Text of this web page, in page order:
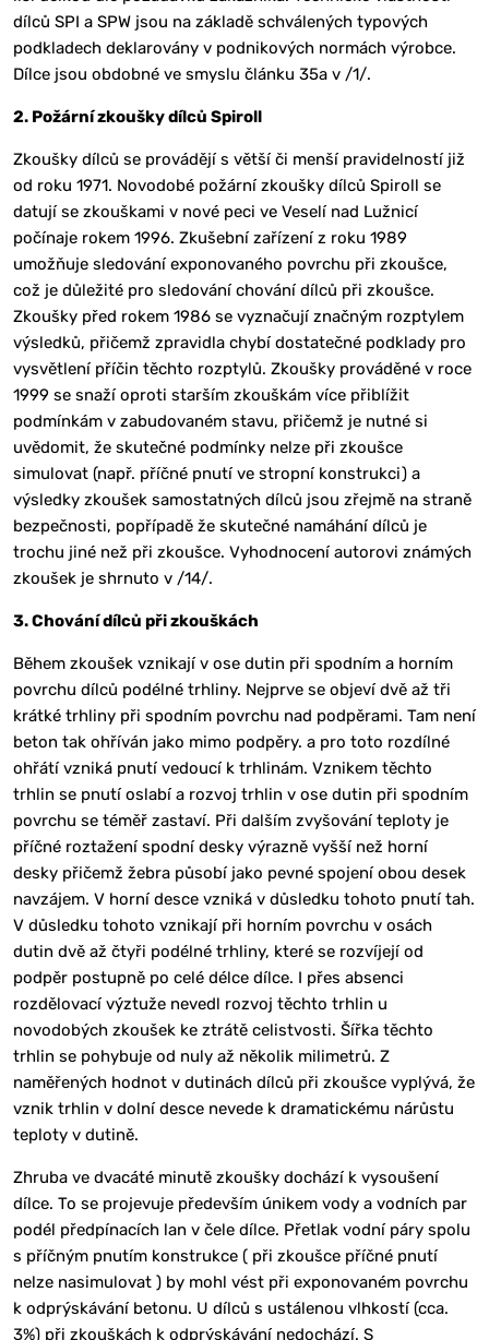
dílců SPI a SPW jsou na základě schválených typových
podkladech deklarovány v podnikových normách výrobce.
Dílce jsou obdobné ve smyslu článku 35a v /1/.
2. Požární zkoušky dílců Spiroll
Zkoušky dílců se provádějí s větší či menší pravidelností již
od roku 1971. Novodobé požární zkoušky dílců Spiroll se
datují se zkouškami v nové peci ve Veselí nad Lužnicí
počínaje rokem 1996. Zkušební zařízení z roku 1989
umožňuje sledování exponovaného povrchu při zkoušce,
což je důležité pro sledování chování dílců při zkoušce.
Zkoušky před rokem 1986 se vyznačují značným rozptylem
výsledků, přičemž zpravidla chybí dostatečné podklady pro
vysvětlení příčin těchto rozptylů. Zkoušky prováděné v roce
1999 se snaží oproti starším zkouškám více přiblížit
podmínkám v zabudovaném stavu, přičemž je nutné si
uvědomit, že skutečné podmínky nelze při zkoušce
simulovat (např. příčné pnutí ve stropní konstrukci) a
výsledky zkoušek samostatných dílců jsou zřejmě na straně
bezpečnosti, popřípadě že skutečné namáhání dílců je
trochu jiné než při zkoušce. Vyhodnocení autorovi známých
zkoušek je shrnuto v /14/.
3. Chování dílců při zkouškách
Během zkoušek vznikají v ose dutin při spodním a horním
povrchu dílců podélné trhliny. Nejprve se objeví dvě až tři
krátké trhliny při spodním povrchu nad podpěrami. Tam není
beton tak ohříván jako mimo podpěry. a pro toto rozdílné
ohřátí vzniká pnutí vedoucí k trhlinám. Vznikem těchto
trhlin se pnutí oslabí a rozvoj trhlin v ose dutin při spodním
povrchu se téměř zastaví. Při dalším zvyšování teploty je
příčné roztažení spodní desky výrazně vyšší než horní
desky přičemž žebra působí jako pevné spojení obou desek
navzájem. V horní desce vzniká v důsledku tohoto pnutí tah.
V důsledku tohoto vznikají při horním povrchu v osách
dutin dvě až čtyři podélné trhliny, které se rozvíjejí od
podpěr postupně po celé délce dílce. I přes absenci
rozdělovací výztuže nevedl rozvoj těchto trhlin u
novodobých zkoušek ke ztrátě celistvosti. Šířka těchto
trhlin se pohybuje od nuly až několik milimetrů. Z
naměřených hodnot v dutinách dílců při zkoušce vyplývá, že
vznik trhlin v dolní desce nevede k dramatickému nárůstu
teploty v dutině.
Zhruba ve dvacáté minutě zkoušky dochází k vysoušení
dílce. To se projevuje především únikem vody a vodních par
podél předpínacích lan v čele dílce. Přetlak vodní páry spolu
s příčným pnutím konstrukce ( při zkoušce příčné pnutí
nelze nasimulovat ) by mohl vést při exponovaném povrchu
k odprýskávání betonu. U dílců s ustálenou vlhkostí (cca.
3%) při zkouškách k odprýskávání nedochází. S